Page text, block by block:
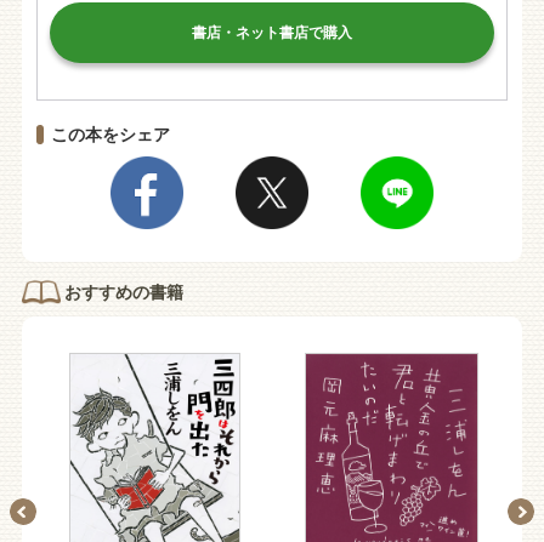
書店・ネット書店で購入
この本をシェア
おすすめの書籍